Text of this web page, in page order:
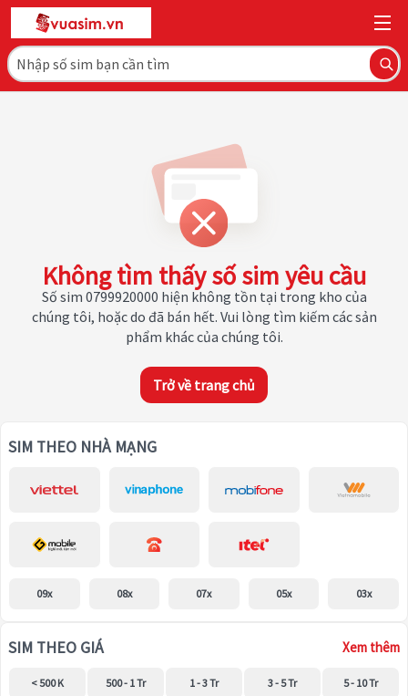
Không tìm thấy số sim yêu cầu
Số sim 0799920000 hiện không tồn tại trong kho của
chúng tôi, hoặc do đã bán hết. Vui lòng tìm kiếm các sản
phẩm khác của chúng tôi.
Trở về trang chủ
SIM THEO NHÀ MẠNG
09x 08x 07x 05x 03x
SIM THEO GIÁ Xem thêm
< 500 K 500 - 1 Tr 1 - 3 Tr 3 - 5 Tr 5 - 10 Tr